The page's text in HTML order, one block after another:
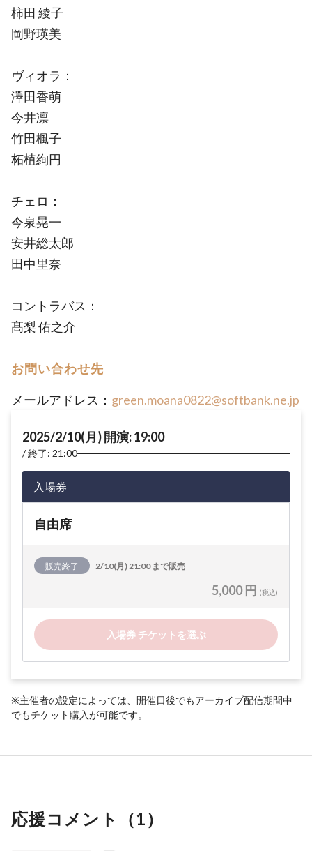
柿田 綾子
岡野瑛美
ヴィオラ：
澤田香萌
今井凛
竹田楓子
柘植絢円
チェロ：
今泉晃一
安井総太郎
田中里奈
コントラバス：
髙梨 佑之介
お問い合わせ先
メールアドレス： green.moana0822@softbank.ne.jp
2025/2/10(月) 開演: 19:00
終了: 21:00
入場券
自由席
販売終了 2/10(月) 21:00 まで販売
5,000 円 (税込)
入場券 チケットを選ぶ
※主催者の設定によっては、開催日後でもアーカイブ配信期間中
でもチケット購入が可能です。
応援コメント（1）